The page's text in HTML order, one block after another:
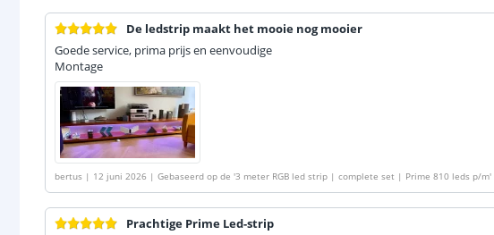
De ledstrip maakt het mooie nog mooier
Goede service, prima prijs en eenvoudige
Montage
bertus | 12 juni 2026 | Gebaseerd op de '3 meter RGB led strip | complete set | Prime 810 leds p/m'
Prachtige Prime Led-strip